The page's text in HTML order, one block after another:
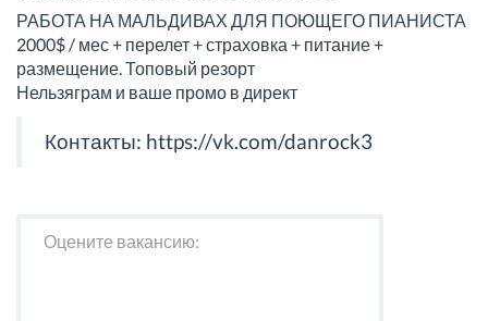
РАБОТА НА МАЛЬДИВАХ ДЛЯ ПОЮЩЕГО ПИАНИСТА
2000$ / мес + перелет + страховка + питание +
размещение. Топовый резорт
Нельзяграм и ваше промо в директ
Контакты: https://vk.com/danrock3
Оцените вакансию: